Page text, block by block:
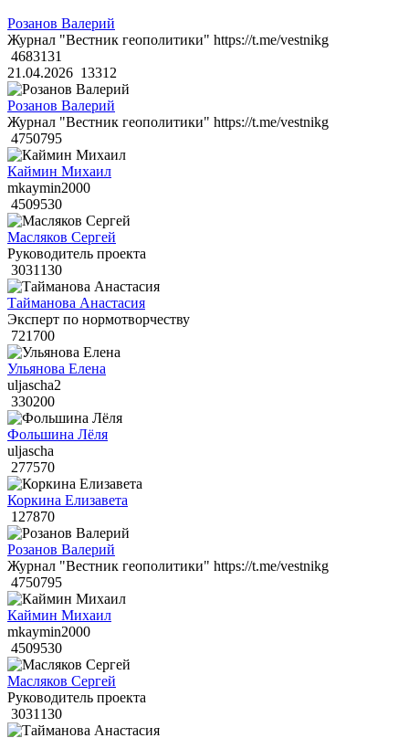
Розанов Валерий
Журнал "Вестник геополитики" https://t.me/vestnikg
4683131
21.04.2026 13312
Розанов Валерий
Журнал "Вестник геополитики" https://t.me/vestnikg
4750795
Каймин Михаил
mkaymin2000
4509530
Масляков Сергей
Руководитель проекта
3031130
Тайманова Анастасия
Эксперт по нормотворчеству
721700
Ульянова Елена
uljascha2
330200
Фольшина Лёля
uljascha
277570
Коркина Елизавета
127870
Розанов Валерий
Журнал "Вестник геополитики" https://t.me/vestnikg
4750795
Каймин Михаил
mkaymin2000
4509530
Масляков Сергей
Руководитель проекта
3031130